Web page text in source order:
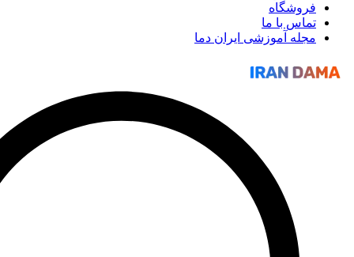
ایران دما